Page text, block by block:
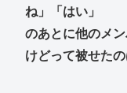
ね」「はい」
のあとに他のメ
けどって被せた